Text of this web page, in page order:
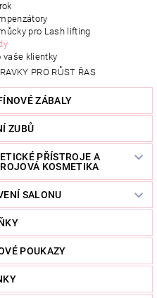
pro Lash lifting
vaše klientky
PRO RŮST ŘAS
ZÁBALY
ZUBŮ
PŘÍSTROJE A
KOSMETIKA
SALONU
POUKAZY